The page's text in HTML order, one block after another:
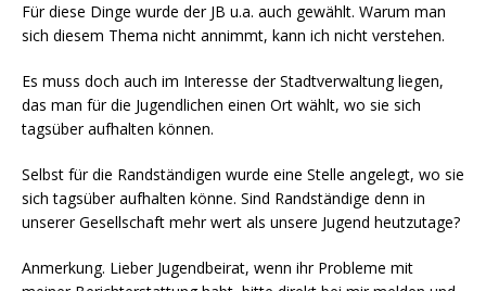
Für diese Dinge wurde der JB u.a. auch gewählt. Warum man
sich diesem Thema nicht annimmt, kann ich nicht verstehen.
Es muss doch auch im Interesse der Stadtverwaltung liegen,
das man für die Jugendlichen einen Ort wählt, wo sie sich
tagsüber aufhalten können.
Selbst für die Randständigen wurde eine Stelle angelegt, wo sie
sich tagsüber aufhalten könne. Sind Randständige denn in
unserer Gesellschaft mehr wert als unsere Jugend heutzutage?
Anmerkung. Lieber Jugendbeirat, wenn ihr Probleme mit